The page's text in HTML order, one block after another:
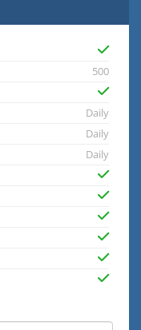
500
Daily
Daily
Daily